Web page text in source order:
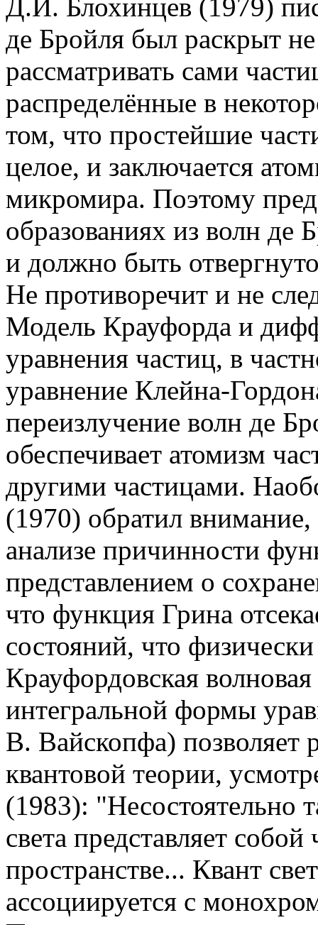
Д.И. Блохинцев (1979)
де Бройля был раскрыт
рассматривать сами
распределённые в
том, что простейшие
целое, и заключается
микромира. Поэтому
образованиях из волн де
и должно быть
Не противоречит и не
Модель Крауфорда и
уравнения частиц, в
уравнение Клейна-
переизлучение волн де
обеспечивает атомизм
другими частицами.
(1970) обратил
анализе причинности
представлением о
что функция Грина
состояний, что
Крауфордовская
интегральной формы
В. Вайскопфа) позволяет
квантовой теории,
(1983): "Несостоятельно
света представляет
пространстве... Квант
ассоциируется с